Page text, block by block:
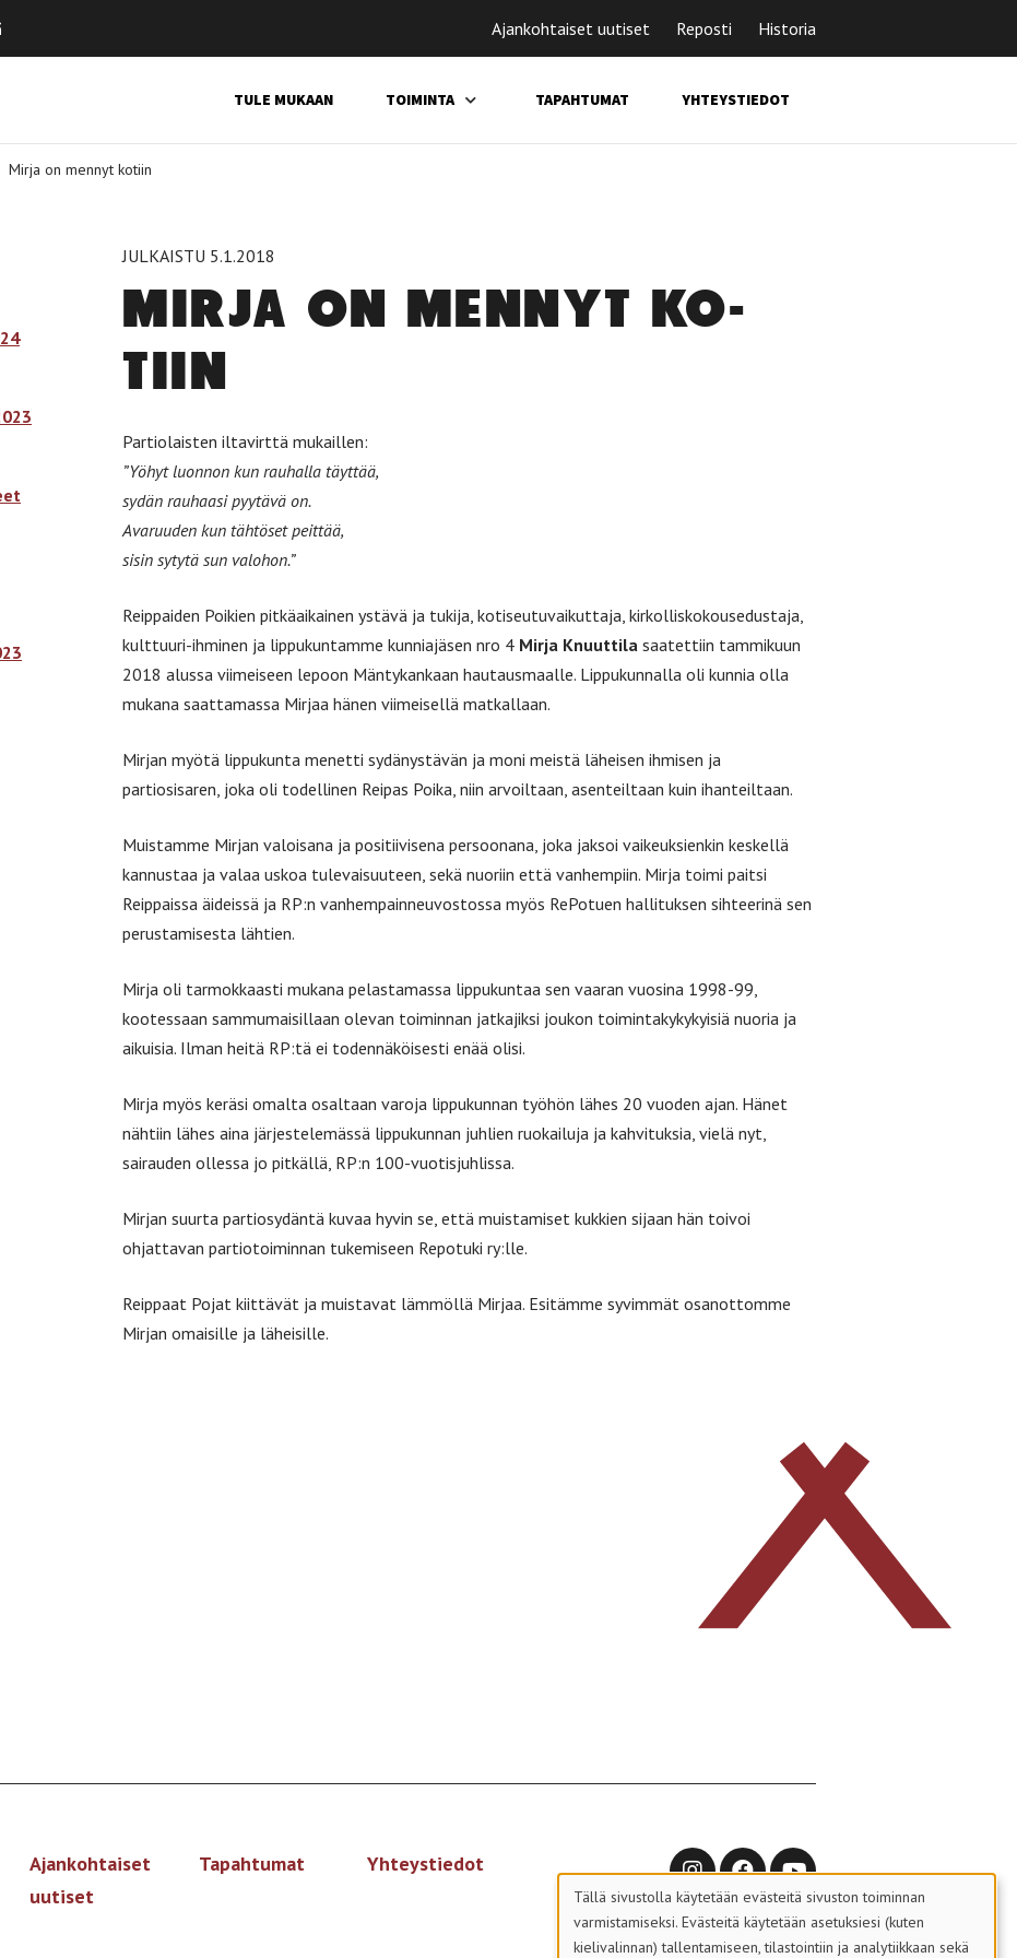
Ajankohtaiset uutiset Reposti Historia
TULE MUKAAN TOIMINTA TAPAHTUMAT YHTEYSTIEDOT
Mirja on mennyt kotiin
JULKAISTU 5.1.2018
MIR­JA ON MEN­NYT KO­
TIIN
Partiolaisten iltavirttä mukaillen:
”Yöhyt luonnon kun rauhalla täyttää,
sydän rauhaasi pyytävä on.
Avaruuden kun tähtöset peittää,
sisin sytytä sun valohon.”
Reippaiden Poikien pitkäaikainen ystävä ja tukija, kotiseutuvaikuttaja, kirkolliskokousedustaja,
kulttuuri-ihminen ja lippukuntamme kunniajäsen nro 4 Mirja Knuuttila saatettiin tammikuun
2018 alussa viimeiseen lepoon Mäntykankaan hautausmaalle. Lippukunnalla oli kunnia olla
mukana saattamassa Mirjaa hänen viimeisellä matkallaan.
Mirjan myötä lippukunta menetti sydänystävän ja moni meistä läheisen ihmisen ja
partiosisaren, joka oli todellinen Reipas Poika, niin arvoiltaan, asenteiltaan kuin ihanteiltaan.
Muistamme Mirjan valoisana ja positiivisena persoonana, joka jaksoi vaikeuksienkin keskellä
kannustaa ja valaa uskoa tulevaisuuteen, sekä nuoriin että vanhempiin. Mirja toimi paitsi
Reippaissa äideissä ja RP:n vanhempainneuvostossa myös RePotuen hallituksen sihteerinä sen
perustamisesta lähtien.
Mirja oli tarmokkaasti mukana pelastamassa lippukuntaa sen vaaran vuosina 1998-99,
kootessaan sammumaisillaan olevan toiminnan jatkajiksi joukon toimintakykykyisiä nuoria ja
aikuisia. Ilman heitä RP:tä ei todennäköisesti enää olisi.
Mirja myös keräsi omalta osaltaan varoja lippukunnan työhön lähes 20 vuoden ajan. Hänet
nähtiin lähes aina järjestelemässä lippukunnan juhlien ruokailuja ja kahvituksia, vielä nyt,
sairauden ollessa jo pitkällä, RP:n 100-vuotisjuhlissa.
Mirjan suurta partiosydäntä kuvaa hyvin se, että muistamiset kukkien sijaan hän toivoi
ohjattavan partiotoiminnan tukemiseen Repotuki ry:lle.
Reippaat Pojat kiittävät ja muistavat lämmöllä Mirjaa. Esitämme syvimmät osanottomme
Mirjan omaisille ja läheisille.
Ajankohtaiset
uutiset
Tapahtumat Yhteystiedot
Tällä sivustolla käytetään evästeitä sivuston toiminnan
varmistamiseksi. Evästeitä käytetään asetuksiesi (kuten
kielivalinnan) tallentamiseen, tilastointiin ja analytiikkaan sekä